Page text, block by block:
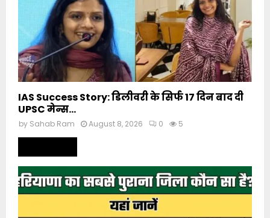
IAS Success Story: डिलीवरी के सिर्फ 17 दिन बाद दी
UPSC मेन्स...
by Sahab Ram August 8, 2026 0 5